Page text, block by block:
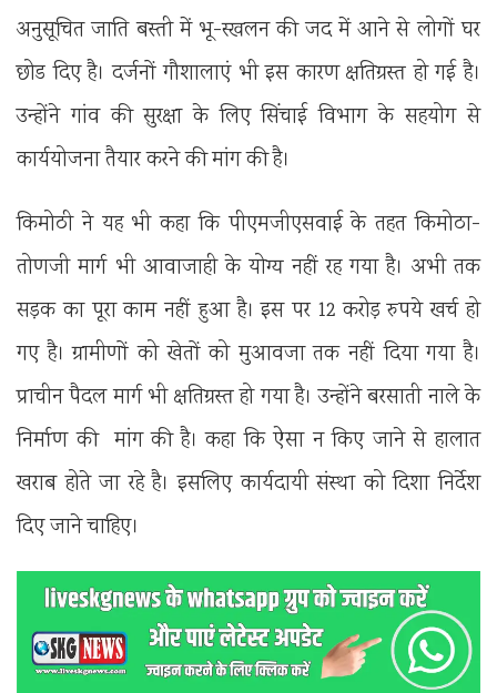
अनुसूचित जाति बस्ती में भू-स्खलन की जद में आने से लोगों घर
छोड दिए है। दर्जनों गौशालाएं भी इस कारण क्षतिग्रस्त हो गई है।
उन्होंने गांव की सुरक्षा के लिए सिंचाई विभाग के सहयोग से
कार्ययोजना तैयार करने की मांग की है।
किमोठी ने यह भी कहा कि पीएमजीएसवाई के तहत किमोठा-
तोणजी मार्ग भी आवाजाही के योग्य नहीं रह गया है। अभी तक
सड़क का पूरा काम नहीं हुआ है। इस पर 12 करोड़ रुपये खर्च हो
गए है। ग्रामीणों को खेतों को मुआवजा तक नहीं दिया गया है।
प्राचीन पैदल मार्ग भी क्षतिग्रस्त हो गया है। उन्होंने बरसाती नाले के
निर्माण की मांग की है। कहा कि ऐसा न किए जाने से हालात
खराब होते जा रहे है। इसलिए कार्यदायी संस्था को दिशा निर्देश
दिए जाने चाहिए।